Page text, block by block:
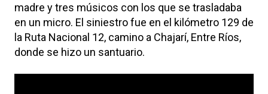
madre y tres músicos con los que se trasladaba
en un micro. El siniestro fue en el kilómetro 129 de
la Ruta Nacional 12, camino a Chajarí, Entre Ríos,
donde se hizo un santuario.